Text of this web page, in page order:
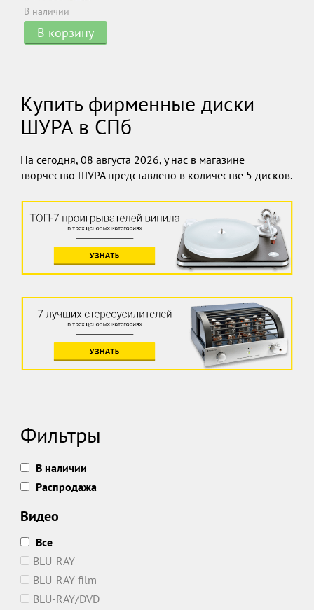
В наличии
В корзину
Купить фирменные диски
ШУРА в СПб
На сегодня, 08 августа 2026, у нас в магазине
творчество ШУРА представлено в количестве 5 дисков.
Фильтры
В наличии
Распродажа
Видео
Все
BLU-RAY
BLU-RAY film
BLU-RAY/DVD